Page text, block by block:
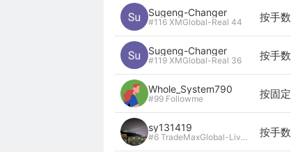
Sugeng-Changer
#116 XMGlobal-Real 44 按手
Sugeng-Changer
#119 XMGlobal-Real 36 按手
Whole_System790
#99 Followme 按固
sy131419
#6 TradeMaxGlobal-Live14 按手